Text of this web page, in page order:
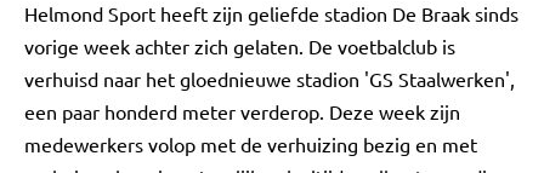
Helmond Sport heeft zijn geliefde stadion De Braak sinds
vorige week achter zich gelaten. De voetbalclub is
verhuisd naar het gloednieuwe stadion 'GS Staalwerken',
een paar honderd meter verderop. Deze week zijn
medewerkers volop met de verhuizing bezig en met